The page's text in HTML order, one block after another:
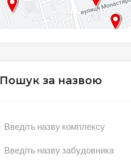
Пошук за назвою
Введіть назву комплексу
Введіть назву забудовника